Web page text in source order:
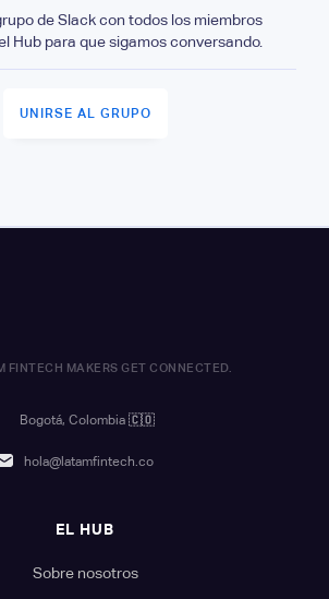
de Slack con todos los miembros
Hub para que sigamos conversando.
UNIRSE AL GRUPO
FINTECH MAKERS GET CONNECTED.
Bogotá, Colombia 🇨🇴
hola@latamfintech.co
EL HUB
Sobre nosotros